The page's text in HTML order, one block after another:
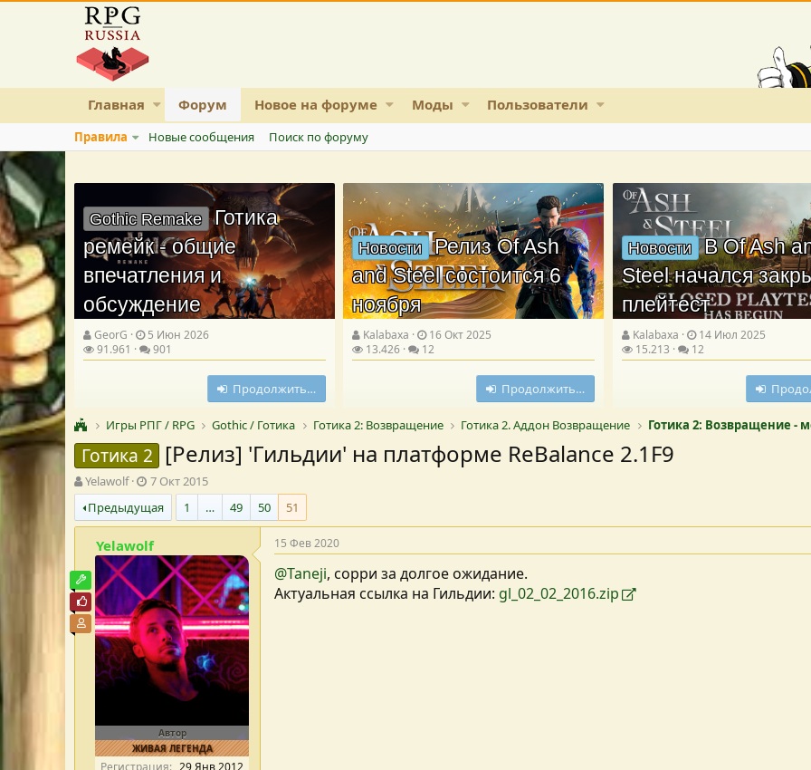
Главная Форум Новое на форуме Моды Пользователи
Правила Новые сообщения Поиск по форуму
Gothic Remake Готика
ремейк - общие
впечатления и
обсуждение
GeorG
5 Июн 2026
91.961
901
Продолжить…
Новости Релиз Of Ash
and Steel состоится 6
ноября
Kalabaxa
16 Окт 2025
13.426
12
Продолжить…
Новости В Of Ash
Steel начался
плейтест
Kalabaxa
14 Июл 2025
15.213
12
Игры РПГ / RPG Gothic / Готика Готика 2: Возвращение Готика 2. Аддон Возвращение Готика 2: Возвращение -
Готика 2 [Релиз] 'Гильдии' на платформе ReBalance 2.1F9
А
в
т
о
е
м
ы
Yelawolf
Д
а
т
а
с
о
д
а
н
и
я
7 Окт 2015
Предыдущая
1 … 49 50 51
Yelawolf
Автор
ЖИВАЯ ЛЕГЕНДА
Модостроитель
Почётный пользователь
Участник форума
Регистрация
29 Янв 2012
15 Фев 2020
@Taneji, сорри за долгое ожидание.
Актуальная ссылка на Гильдии: gl_02_02_2016.zip